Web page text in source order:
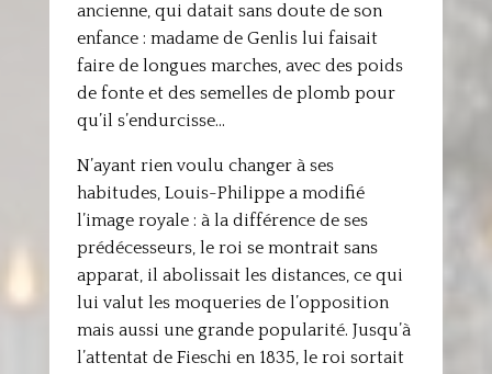
ancienne, qui datait sans doute de son
enfance : madame de Genlis lui faisait
faire de longues marches, avec des poids
de fonte et des semelles de plomb pour
qu’il s’endurcisse…
N’ayant rien voulu changer à ses
habitudes, Louis-Philippe a modifié
l’image royale : à la différence de ses
prédécesseurs, le roi se montrait sans
apparat, il abolissait les distances, ce qui
lui valut les moqueries de l’opposition
mais aussi une grande popularité. Jusqu’à
l’attentat de Fieschi en 1835, le roi sortait